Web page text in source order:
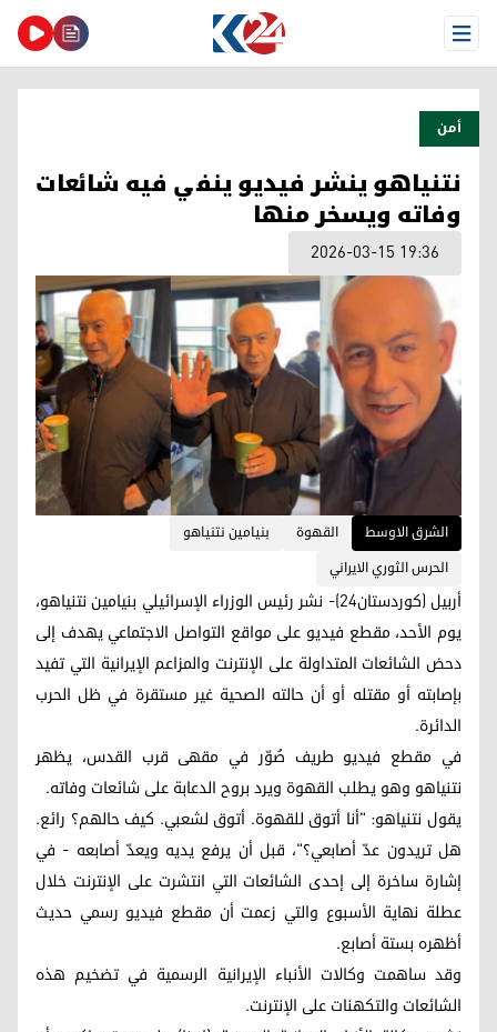
Open Menu
أمن
نتنياهو ينشر فيديو ينفي فيه شائعات
وفاته ويسخر منها
2026-03-15 19:36
الشرق الاوسط القهوة
بنيامين نتنياهو
الحرس الثوري الايراني
أربيل (كوردستان24)- نشر رئيس الوزراء الإسرائيلي بنيامين نتنياهو،
يوم الأحد، مقطع فيديو على مواقع التواصل الاجتماعي يهدف إلى
دحض الشائعات المتداولة على الإنترنت والمزاعم الإيرانية التي تفيد
بإصابته أو مقتله أو أن حالته الصحية غير مستقرة في ظل الحرب
الدائرة.
في مقطع فيديو طريف صُوّر في مقهى قرب القدس، يظهر
نتنياهو وهو يطلب القهوة ويرد بروح الدعابة على شائعات وفاته.
يقول نتنياهو: "أنا أتوق للقهوة. أتوق لشعبي. كيف حالهم؟ رائع.
هل تريدون عدّ أصابعي؟"، قبل أن يرفع يديه ويعدّ أصابعه - في
إشارة ساخرة إلى إحدى الشائعات التي انتشرت على الإنترنت خلال
عطلة نهاية الأسبوع والتي زعمت أن مقطع فيديو رسمي حديث
أظهره بستة أصابع.
وقد ساهمت وكالات الأنباء الإيرانية الرسمية في تضخيم هذه
الشائعات والتكهنات على الإنترنت.